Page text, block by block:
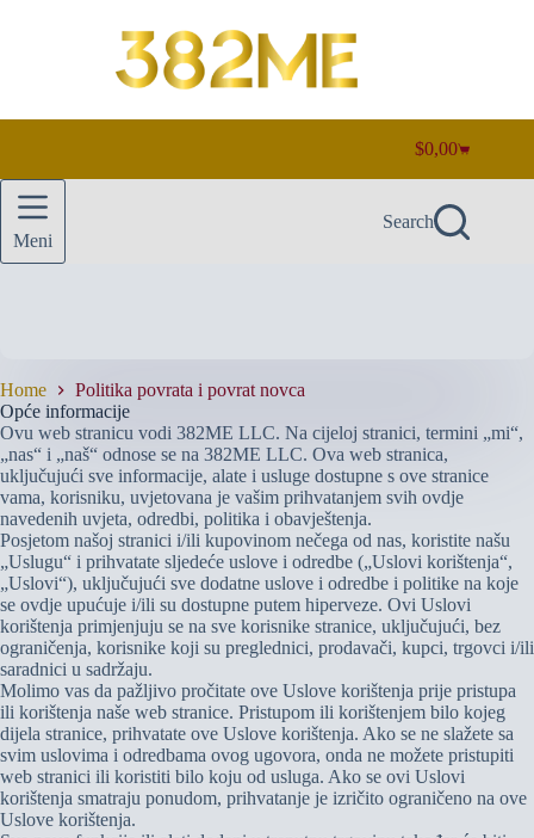
Shopping
cart
$0,00
Meni
Search
Home
Politika povrata i povrat novca
Opće informacije
Ovu web stranicu vodi 382ME LLC. Na cijeloj stranici, termini „mi“,
„nas“ i „naš“ odnose se na 382ME LLC. Ova web stranica,
uključujući sve informacije, alate i usluge dostupne s ove stranice
vama, korisniku, uvjetovana je vašim prihvatanjem svih ovdje
navedenih uvjeta, odredbi, politika i obavještenja.
Posjetom našoj stranici i/ili kupovinom nečega od nas, koristite našu
„Uslugu“ i prihvatate sljedeće uslove i odredbe („Uslovi korištenja“,
„Uslovi“), uključujući sve dodatne uslove i odredbe i politike na koje
se ovdje upućuje i/ili su dostupne putem hiperveze. Ovi Uslovi
korištenja primjenjuju se na sve korisnike stranice, uključujući, bez
ograničenja, korisnike koji su preglednici, prodavači, kupci, trgovci i/ili
saradnici u sadržaju.
Molimo vas da pažljivo pročitate ove Uslove korištenja prije pristupa
ili korištenja naše web stranice. Pristupom ili korištenjem bilo kojeg
dijela stranice, prihvatate ove Uslove korištenja. Ako se ne slažete sa
svim uslovima i odredbama ovog ugovora, onda ne možete pristupiti
web stranici ili koristiti bilo koju od usluga. Ako se ovi Uslovi
korištenja smatraju ponudom, prihvatanje je izričito ograničeno na ove
Uslove korištenja.